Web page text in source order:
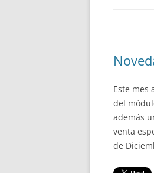
Este mes
del
además
venta
de